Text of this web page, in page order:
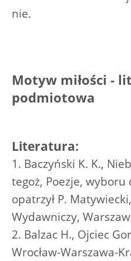
nie.
Motyw miłości -
podmiotowa
Literatura:
1. Baczyński K. K.,
tegoż, Poezje, wyboru
opatrzył P.
Wydawniczy,
2. Balzac H., Ojciec
Wrocław-Warszawa-